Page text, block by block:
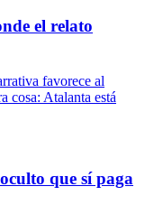
el relato
favorece al
cosa: Atalanta está
que sí paga